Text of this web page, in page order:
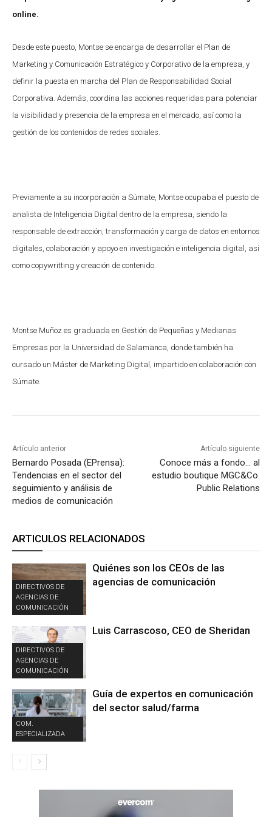
online.
Desde este puesto, Montse se encarga de desarrollar el Plan de
Marketing y Comunicación Estratégico y Corporativo de la empresa, y
definir la puesta en marcha del Plan de Responsabilidad Social
Corporativa. Además, coordina las acciones requeridas para potenciar
la visibilidad y presencia de la empresa en el mercado, así como la
gestión de los contenidos de redes sociales.
Previamente a su incorporación a Súmate, Montse ocupaba el puesto de
analista de Inteligencia Digital dentro de la empresa, siendo la
responsable de extracción, transformación y carga de datos en entornos
digitales, colaboración y apoyo en investigación e inteligencia digital, así
como copywritting y creación de contenido.
Montse Muñoz es graduada en Gestión de Pequeñas y Medianas
Empresas por la Universidad de Salamanca, donde también ha
cursado un Máster de Marketing Digital, impartido en colaboración con
Súmate.
Artículo anterior
Bernardo Posada (EPrensa):
Tendencias en el sector del
seguimiento y análisis de
medios de comunicación
Artículo siguiente
Conoce más a fondo… al
estudio boutique MGC&Co.
Public Relations
ARTICULOS RELACIONADOS
DIRECTIVOS DE
AGENCIAS DE
COMUNICACIÓN
Quiénes son los CEOs de las
agencias de comunicación
DIRECTIVOS DE
AGENCIAS DE
COMUNICACIÓN
Luis Carrascoso, CEO de Sheridan
COM.
ESPECIALIZADA
Guía de expertos en comunicación
del sector salud/farma